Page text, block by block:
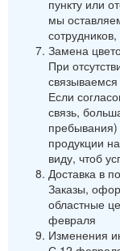
пункту или
мы
Замена
При
Если
связь,
продукции
виду, чтоб
Доставка в
Заказы,
областные
февраля
Изменения